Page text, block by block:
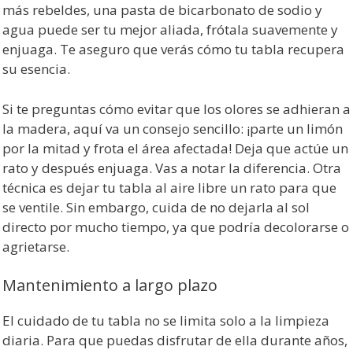
más rebeldes, una pasta de bicarbonato de sodio y
agua puede ser tu mejor aliada, frótala suavemente y
enjuaga. Te aseguro que verás cómo tu tabla recupera
su esencia.
Si te preguntas cómo evitar que los olores se adhieran a
la madera, aquí va un consejo sencillo: ¡parte un limón
por la mitad y frota el área afectada! Deja que actúe un
rato y después enjuaga. Vas a notar la diferencia. Otra
técnica es dejar tu tabla al aire libre un rato para que
se ventile. Sin embargo, cuida de no dejarla al sol
directo por mucho tiempo, ya que podría decolorarse o
agrietarse.
Mantenimiento a largo plazo
El cuidado de tu tabla no se limita solo a la limpieza
diaria. Para que puedas disfrutar de ella durante años,